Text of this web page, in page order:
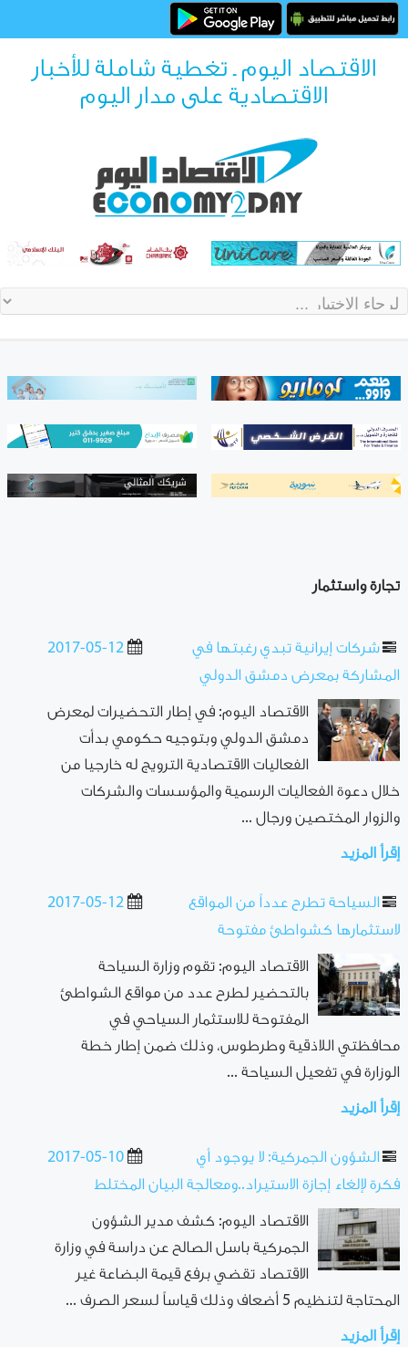
الاقتصاد اليوم ـ تغطية شاملة للأخبار
الاقتصادية على مدار اليوم
تجارة واستثمار
2017-05-12
شركات إيرانية تبدي رغبتها في
المشاركة بمعرض دمشق الدولي
الاقتصاد اليوم: في إطار التحضيرات لمعرض
دمشق الدولي وبتوجيه حكومي بدأت
الفعاليات الاقتصادية الترويج له خارجيا من
خلال دعوة الفعاليات الرسمية والمؤسسات والشركات
والزوار المختصين ورجال ...
إقرأ المزيد
2017-05-12
السياحة تطرح عدداً من المواقع
لاستثمارها كشواطئ مفتوحة
الاقتصاد اليوم: تقوم وزارة السياحة
بالتحضير لطرح عدد من مواقع الشواطئ
المفتوحة للاستثمار السياحي في
محافظتي اللاذقية وطرطوس، وذلك ضمن إطار خطة
الوزارة في تفعيل السياحة ...
إقرأ المزيد
2017-05-10
الشؤون الجمركية: لا يوجود أي
فكرة لإلغاء إجازة الاستيراد..ومعالجة البيان المختلط
الاقتصاد اليوم: كشف مدير الشؤون
الجمركية باسل الصالح عن دراسة في وزارة
الاقتصاد تقضي برفع قيمة البضاعة غير
المحتاجة لتنظيم 5 أضعاف وذلك قياساً لسعر الصرف ...
إقرأ المزيد